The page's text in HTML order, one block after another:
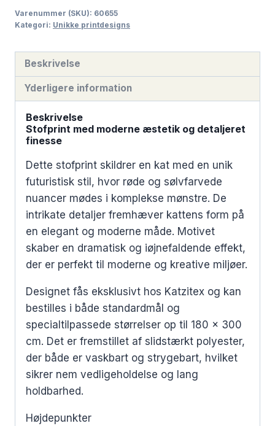
Varenummer (SKU): 60655
Kategori: Unikke printdesigns
Beskrivelse
Yderligere information
Beskrivelse
Stofprint med moderne æstetik og detaljeret
finesse
Dette stofprint skildrer en kat med en unik
futuristisk stil, hvor røde og sølvfarvede
nuancer mødes i komplekse mønstre. De
intrikate detaljer fremhæver kattens form på
en elegant og moderne måde. Motivet
skaber en dramatisk og iøjnefaldende effekt,
der er perfekt til moderne og kreative miljøer.
Designet fås eksklusivt hos Katzitex og kan
bestilles i både standardmål og
specialtilpassede størrelser op til 180 x 300
cm. Det er fremstillet af slidstærkt polyester,
der både er vaskbart og strygebart, hvilket
sikrer nem vedligeholdelse og lang
holdbarhed.
Højdepunkter